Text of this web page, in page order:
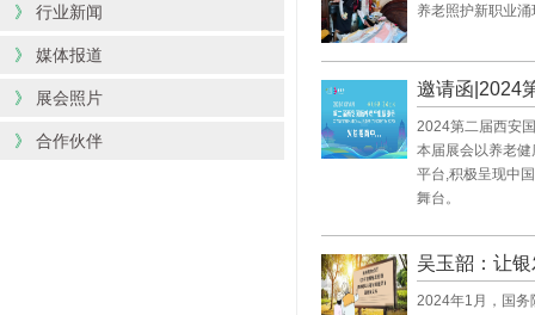
》 行业新闻
》 媒体报道
》 展会照片
》 合作伙伴
养老照护新职业
邀请函|2024
2024第二届西安
本届展会以养老
平台,积极呈现中
舞台。
吴玉韶：让
2024年1月，国务